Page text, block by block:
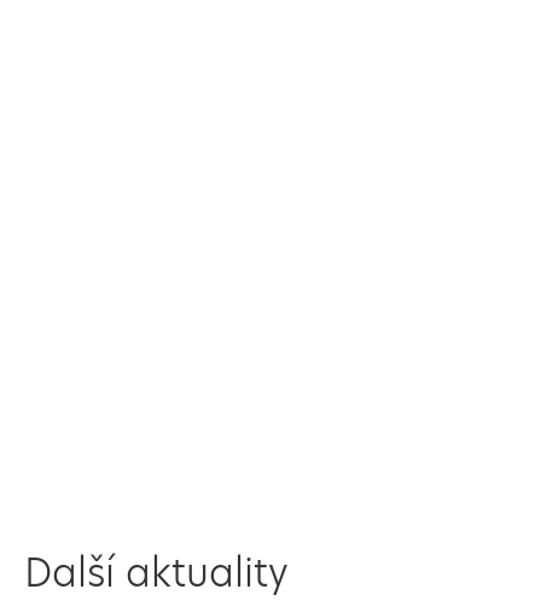
Další aktuality